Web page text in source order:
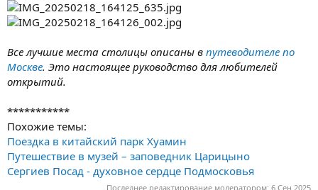
Все лучшие места столицы описаны в путеводителе по
Москве. Это настоящее руководство для любителей
открытий.
***********
Похожие темы:
Поездка в китайский парк Хуамин
Путешествие в музей – заповедник Царицыно
Сергиев Посад - духовное сердце Подмосковья
Последнее редактирование модератором: 6 Сен 2025